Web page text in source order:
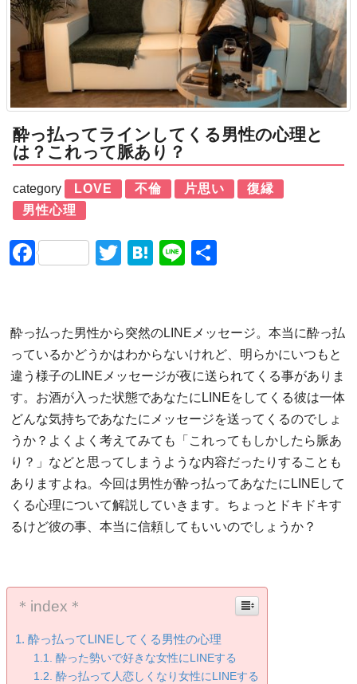
酔っ払ってラインしてくる男性の心理と
は？これって脈あり？
category LOVE 不倫 片思い
復縁
男性心理
FacebookTwitter
Hatena
Line
酔っ払った男性から突然のLINEメッセージ。本当に酔っ払
っているかどうかはわからないけれど、明らかにいつもと
違う様子のLINEメッセージが夜に送られてくる事がありま
す。お酒が入った状態であなたにLINEをしてくる彼は一体
どんな気持ちであなたにメッセージを送ってくるのでしょ
うか？よくよく考えてみても「これってもしかしたら脈あ
り？」などと思ってしまうような内容だったりすることも
ありますよね。今回は男性が酔っ払ってあなたにLINEして
くる心理について解説していきます。ちょっとドキドキす
るけど彼の事、本当に信頼してもいいのでしょうか？
＊index＊
酔っ払ってLINEしてくる男性の心理
酔った勢いで好きな女性にLINEする
酔っ払って人恋しくなり女性にLINEする